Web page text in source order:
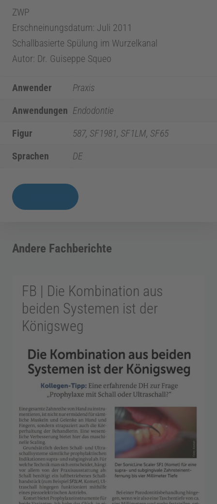
m
e
z
i
n
E
n
o
d
t
o
o
ZWP
Erschneinungsdatum: Juli 2011
Schallbasierte Spülung im Wurzelkanal
Autor: Dr. Guiseppe Squeo
Anwender
Praxis
Anwendungen Endodontie
Figur
587, SF1981, SF1LM, SF65
Sprachen
DE
FB
Andere Fachberichte
FB | Die Kombination aus
beiden Systemen ist der
Königsweg